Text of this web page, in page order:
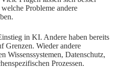
Probleme andere
in KI. Andere haben bereits
Grenzen. Wieder andere
Wissenssystemen, Datenschutz,
Prozessen.